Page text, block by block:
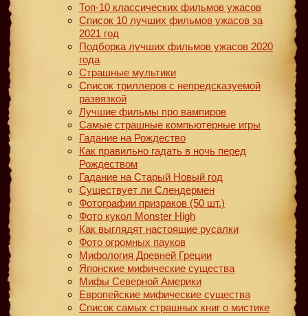
Топ-10 классических фильмов ужасов
Список 10 лучших фильмов ужасов за
2021 год
Подборка лучших фильмов ужасов 2020
года
Страшные мультики
Список триллеров с непредсказуемой
развязкой
Лучшие фильмы про вампиров
Самые страшные компьютерные игры
Гадание на Рождество
Как правильно гадать в ночь перед
Рождеством
Гадание на Старый Новый год
Существует ли Слендермен
Фотографии призраков (50 шт.)
Фото кукол Monster High
Как выглядят настоящие русалки
Фото огромных пауков
Мифология Древней Греции
Японские мифические существа
Мифы Северной Америки
Европейские мифические существа
Список самых страшных книг о мистике